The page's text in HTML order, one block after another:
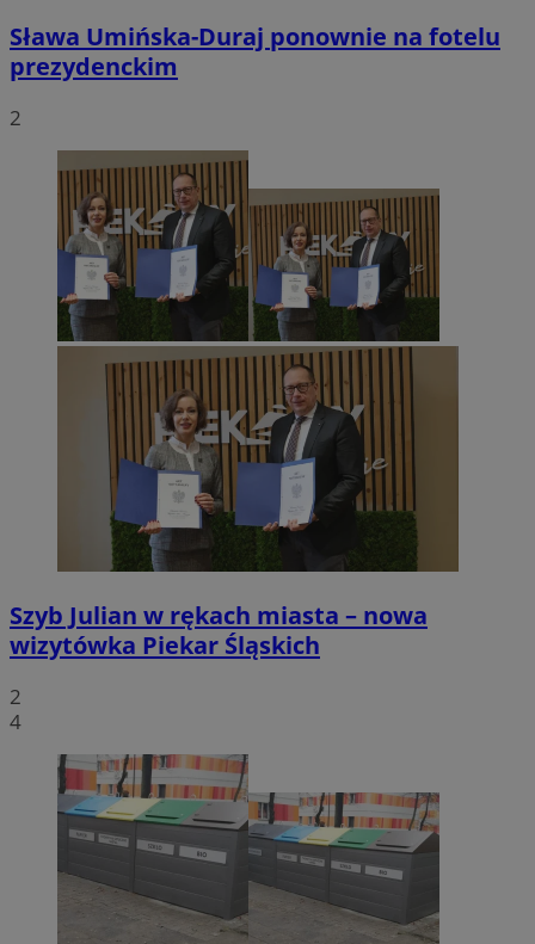
Sława Umińska-Duraj ponownie na fotelu
prezydenckim
2
Szyb Julian w rękach miasta – nowa
wizytówka Piekar Śląskich
2
4